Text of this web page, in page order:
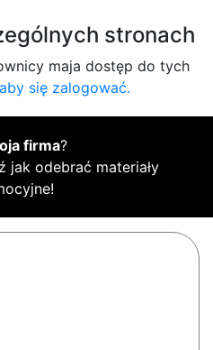
stronach
maja dostęp do tych
się zalogować.
firma?
jak odebrać materiały